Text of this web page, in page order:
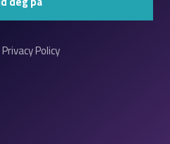
Privacy Policy